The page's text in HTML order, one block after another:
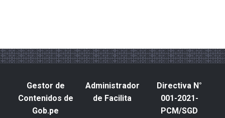
Gestor de
Contenidos de
Gob.pe
Administrador
de Facilita
Directiva N°
001-2021-
PCM/SGD